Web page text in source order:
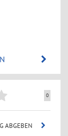
0
ABGEBEN